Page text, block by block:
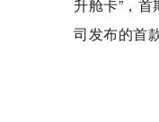
升舱卡”，
司发布的首